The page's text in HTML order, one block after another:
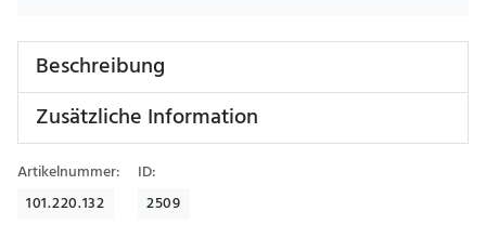
Beschreibung
Zusätzliche Information
Artikelnummer:
101.220.132
ID:
2509